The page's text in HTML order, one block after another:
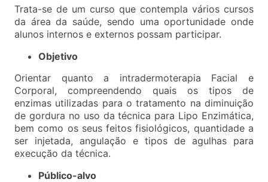
Trata-se de um curso que contempla vários cursos
da área da saúde, sendo uma oportunidade onde
alunos internos e externos possam participar.
Objetivo
Orientar quanto a intradermoterapia Facial e
Corporal, compreendendo quais os tipos de
enzimas utilizadas para o tratamento na diminuição
de gordura no uso da técnica para Lipo Enzimática,
bem como os seus feitos fisiológicos, quantidade a
ser injetada, angulação e tipos de agulhas para
execução da técnica.
Público-alvo